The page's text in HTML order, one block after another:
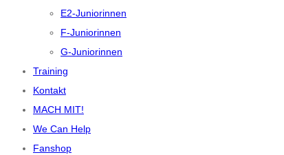
E2-Juniorinnen
F-Juniorinnen
G-Juniorinnen
Training
Kontakt
MACH MIT!
We Can Help
Fanshop